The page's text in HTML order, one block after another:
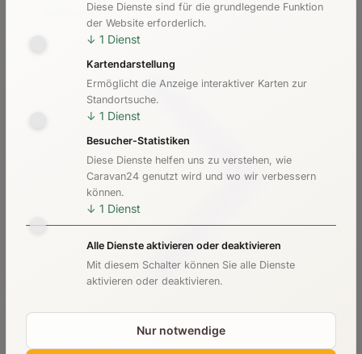
Kosten & PreiseDiese Dienste sind für die grundlegende Funktion
der Website erforderlich.
↓ 1 Dienst
Kartendarstellung
Ermöglicht die Anzeige interaktiver Karten zur
Standortsuche.
↓ 1 Dienst
Besucher-Statistiken
Diese Dienste helfen uns zu verstehen, wie
Caravan24 genutzt wird und wo wir verbessern
können.
↓ 1 Dienst
Alle Dienste aktivieren oder deaktivieren
Mit diesem Schalter können Sie alle Dienste
aktivieren oder deaktivieren.
Nur notwendige